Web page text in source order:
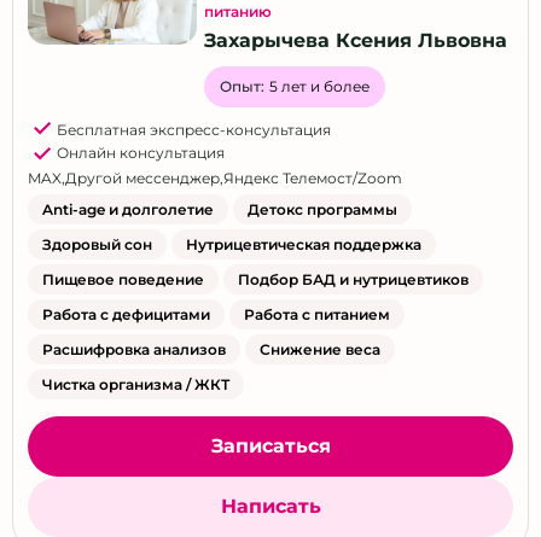
питанию
Захарычева Ксения Львовна
Опыт: 5 лет и более
Бесплатная экспресс-консультация
Онлайн консультация
MAX,Другой мессенджер,Яндекс Телемост/Zoom
Anti-age и долголетие
Детокс программы
Здоровый сон
Нутрицевтическая поддержка
Пищевое поведение
Подбор БАД и нутрицевтиков
Работа с дефицитами
Работа с питанием
Расшифровка анализов
Снижение веса
Чистка организма / ЖКТ
Записаться
Написать